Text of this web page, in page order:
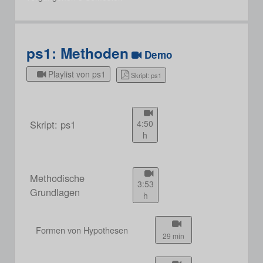
ps1: Methoden Demo
Playlist von ps1 Skript: ps1
Skript: ps1
4:50
h
Methodische
Grundlagen
3:53
h
Formen von Hypothesen 29 min